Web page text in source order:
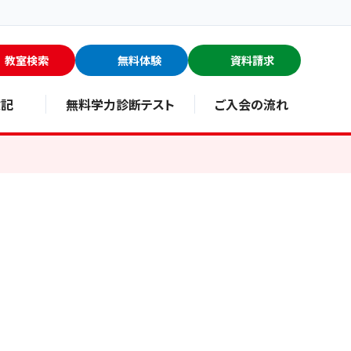
教室検索 無料体験 資料請求
無料学力診断テスト ご入会の流れ